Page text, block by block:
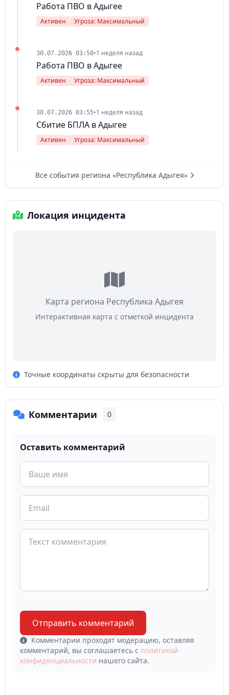
Работа ПВО в Адыгее
Активен Угроза: Максимальный
30.07.2026 03:58•1 неделя назад
Работа ПВО в Адыгее
Активен Угроза: Максимальный
30.07.2026 03:55•1 неделя назад
Сбитие БПЛА в Адыгее
Активен Угроза: Максимальный
Все события региона «Республика Адыгея»
Локация инцидента
Карта региона Республика Адыгея
Интерактивная карта с отметкой инцидента
Точные координаты скрыты для безопасности
Комментарии 0
Оставить комментарий
Отправить комментарий
Комментарии проходят модерацию, оставляя
комментарий, вы соглашаетесь с политикой
конфиденциальности нашего сайта.